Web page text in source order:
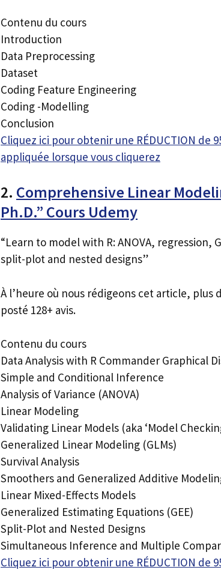
Contenu du cours
Introduction
Data Preprocessing
Dataset
Coding Feature Engineering
Coding -Modelling
Conclusion
Cliquez ici pour obtenir une RÉDUCTION
appliquée lorsque vous cliquerez
2. Comprehensive Linear
Ph.D.” Cours Udemy
“Learn to model with R: ANOVA, regression,
split-plot and nested designs”
À l’heure où nous rédigeons cet article, plus
posté 128+ avis.
Contenu du cours
Data Analysis with R Commander Graphical
Simple and Conditional Inference
Analysis of Variance (ANOVA)
Linear Modeling
Validating Linear Models (aka ‘Model
Generalized Linear Modeling (GLMs)
Survival Analysis
Smoothers and Generalized Additive
Linear Mixed-Effects Models
Generalized Estimating Equations (GEE)
Split-Plot and Nested Designs
Simultaneous Inference and Multiple
Cliquez ici pour obtenir une RÉDUCTION